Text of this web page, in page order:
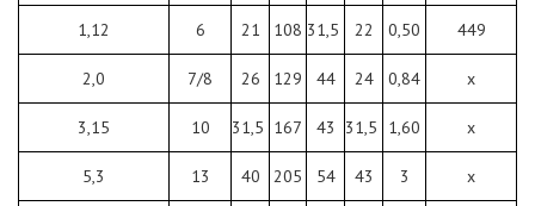
1,12 6 21 108 31,5 22 0,50 449
2,0 7/8 26 129 44 24 0,84 х
3,15 10 31,5 167 43 31,5 1,60 х
5,3 13 40 205 54 43 3 х